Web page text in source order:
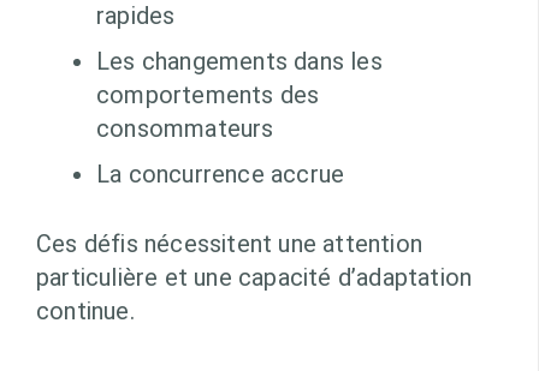
rapides
Les changements dans les
comportements des
consommateurs
La concurrence accrue
Ces défis nécessitent une attention
particulière et une capacité d’adaptation
continue.